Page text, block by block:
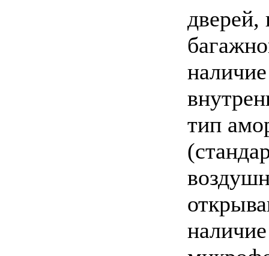
дверей,
наличие
тип
наличие